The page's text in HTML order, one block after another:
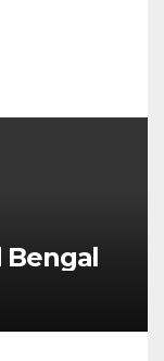
Bengal